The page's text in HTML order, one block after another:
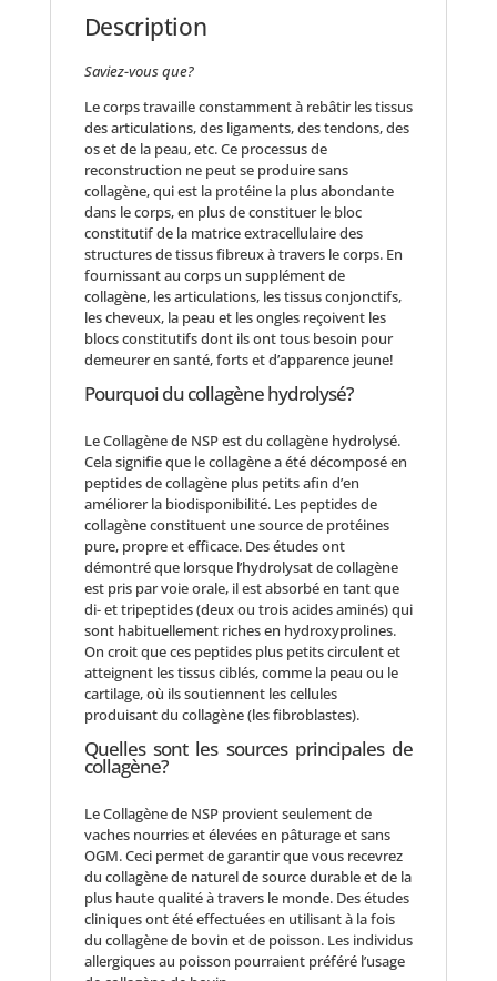
Description
Saviez-vous que?
Le corps travaille constamment à rebâtir les tissus
des articulations, des ligaments, des tendons, des
os et de la peau, etc. Ce processus de
reconstruction ne peut se produire sans
collagène, qui est la protéine la plus abondante
dans le corps, en plus de constituer le bloc
constitutif de la matrice extracellulaire des
structures de tissus fibreux à travers le corps. En
fournissant au corps un supplément de
collagène, les articulations, les tissus conjonctifs,
les cheveux, la peau et les ongles reçoivent les
blocs constitutifs dont ils ont tous besoin pour
demeurer en santé, forts et d’apparence jeune!
Pourquoi du collagène hydrolysé?
Le Collagène de NSP est du collagène hydrolysé.
Cela signifie que le collagène a été décomposé en
peptides de collagène plus petits afin d’en
améliorer la biodisponibilité. Les peptides de
collagène constituent une source de protéines
pure, propre et efficace. Des études ont
démontré que lorsque l’hydrolysat de collagène
est pris par voie orale, il est absorbé en tant que
di- et tripeptides (deux ou trois acides aminés) qui
sont habituellement riches en hydroxyprolines.
On croit que ces peptides plus petits circulent et
atteignent les tissus ciblés, comme la peau ou le
cartilage, où ils soutiennent les cellules
produisant du collagène (les fibroblastes).
Quelles sont les sources principales de
collagène?
Le Collagène de NSP provient seulement de
vaches nourries et élevées en pâturage et sans
OGM. Ceci permet de garantir que vous recevrez
du collagène de naturel de source durable et de la
plus haute qualité à travers le monde. Des études
cliniques ont été effectuées en utilisant à la fois
du collagène de bovin et de poisson. Les individus
allergiques au poisson pourraient préféré l’usage